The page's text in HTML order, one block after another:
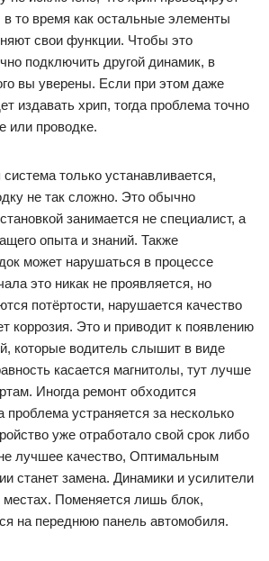
в то время как остальные элементы
свои функции. Чтобы это
подключить другой динамик, в
вы уверены. Если при этом даже
издавать хрип, тогда проблема точно
или проводке.
система только устанавливается,
не так сложно. Это обычно
занимается не специалист, а
опыта и знаний. Также
может нарушаться в процессе
это никак не проявляется, но
потёртости, нарушается качество
коррозия. Это и приводит к появлению
которые водитель слышит в виде
касается магнитолы, тут лучше
Иногда ремонт обходится
устраняется за несколько
уже отработало свой срок либо
лучшее качество, Оптимальным
станет замена. Динамики и усилители
местах. Поменяется лишь блок,
на переднюю панель автомобиля.